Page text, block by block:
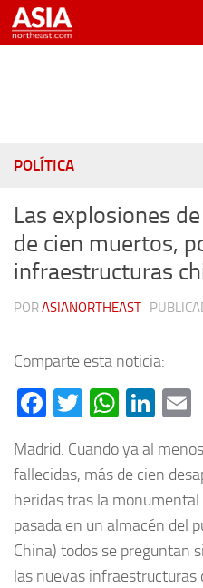
Saltar al contenido
POLÍTICA
Las explosiones
de cien muertos,
infraestructuras
PORASIANORTHEAST ·
Comparte esta noticia:
Facebook
Twitter
Madrid. Cuando ya al
fallecidas, más de cien
heridas tras la
pasada en un almacén del
China) todos se preguntan
las nuevas infraestructuras